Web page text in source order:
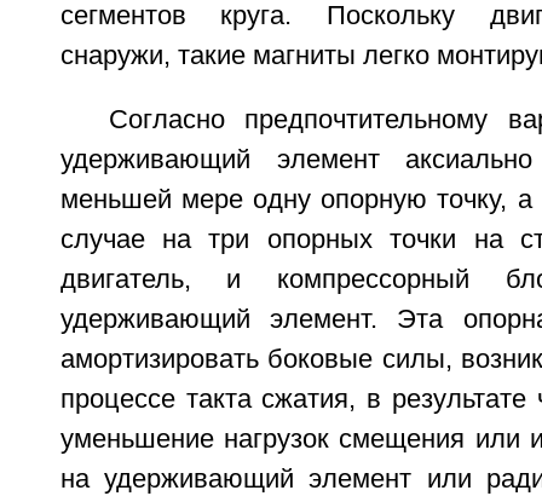
сегментов круга. Поскольку
снаружи, такие магниты легко
Согласно предпочтительному
удерживающий элемент
меньшей мере одну опорную точку, а
случае на три опорных точки на
двигатель, и компрессорный
удерживающий элемент. Эта
амортизировать боковые силы,
процессе такта сжатия, в результате
уменьшение нагрузок смещения или
на удерживающий элемент или